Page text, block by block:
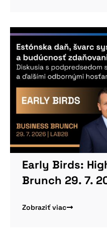
Early Birds:
Brunch 29. 7.
Zobraziť viac